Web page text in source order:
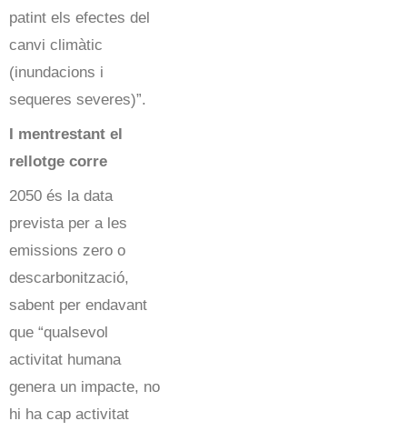
patint els efectes del
canvi climàtic
(inundacions i
sequeres severes)”.
I mentrestant el
rellotge corre
2050 és la data
prevista per a les
emissions zero o
descarbonització,
sabent per endavant
que “qualsevol
activitat humana
genera un impacte, no
hi ha cap activitat